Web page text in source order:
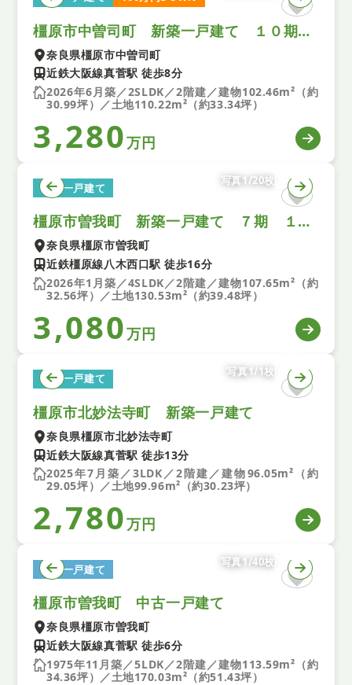
橿原市中曽司町 新築一戸建て １０期 全１区画
奈良県橿原市中曽司町
近鉄大阪線真菅駅 徒歩8分
2026年6月築／2SLDK／2階建／建物102.46m²（約
30.99坪）／土地110.22m²（約33.34坪）
3,280万円
新築一戸建て
写真1/20枚
橿原市曽我町 新築一戸建て ７期 １号棟
奈良県橿原市曽我町
近鉄橿原線八木西口駅 徒歩16分
2026年1月築／4SLDK／2階建／建物107.65m²（約
32.56坪）／土地130.53m²（約39.48坪）
3,080万円
新築一戸建て
写真1/1枚
橿原市北妙法寺町 新築一戸建て
奈良県橿原市北妙法寺町
近鉄大阪線真菅駅 徒歩13分
2025年7月築／3LDK／2階建／建物96.05m²（約
29.05坪）／土地99.96m²（約30.23坪）
2,780万円
中古一戸建て
写真1/40枚
橿原市曽我町 中古一戸建て
奈良県橿原市曽我町
近鉄大阪線真菅駅 徒歩6分
1975年11月築／5LDK／2階建／建物113.59m²（約
34.36坪）／土地170.03m²（約51.43坪）